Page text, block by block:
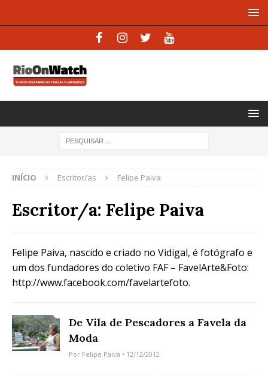
INÍCIO Escritor/as Felipe Paiva
Escritor/a: Felipe Paiva
Felipe Paiva, nascido e criado no Vidigal, é fotógrafo e
um dos fundadores do coletivo FAF – FavelArte&Foto:
http://www.facebook.com/favelartefoto.
De Vila de Pescadores a Favela da
Moda
Por Felipe Paiva • 12/12/2012